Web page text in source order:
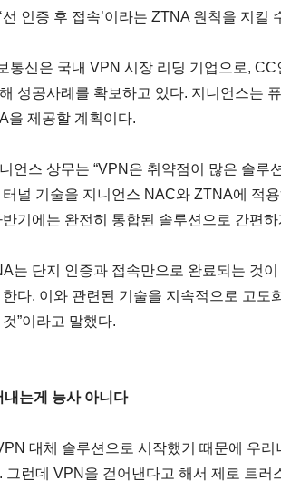
선 인증 후 접속’이라는 ZTNA 원칙을 지
통신은 국내 VPN 시장 리딩 기업으로,
성공사례를 확보하고 있다. 지니언스는
을 제공할 계획이다.
언스 상무는 “VPN은 취약점이 많은 솔
널 기술을 지니언스 NAC와 ZTNA에 적
기에는 완전히 통합된 솔루션으로 간편
는 단지 인증과 접속만으로 완료되는 것
다. 이와 관련된 기술을 지속적으로 고도
”이라고 말했다.
내는게 능사 아니다
대체 솔루션으로 시작했기 때문에 우
그런데 VPN을 걷어낸다고 해서 제로 트